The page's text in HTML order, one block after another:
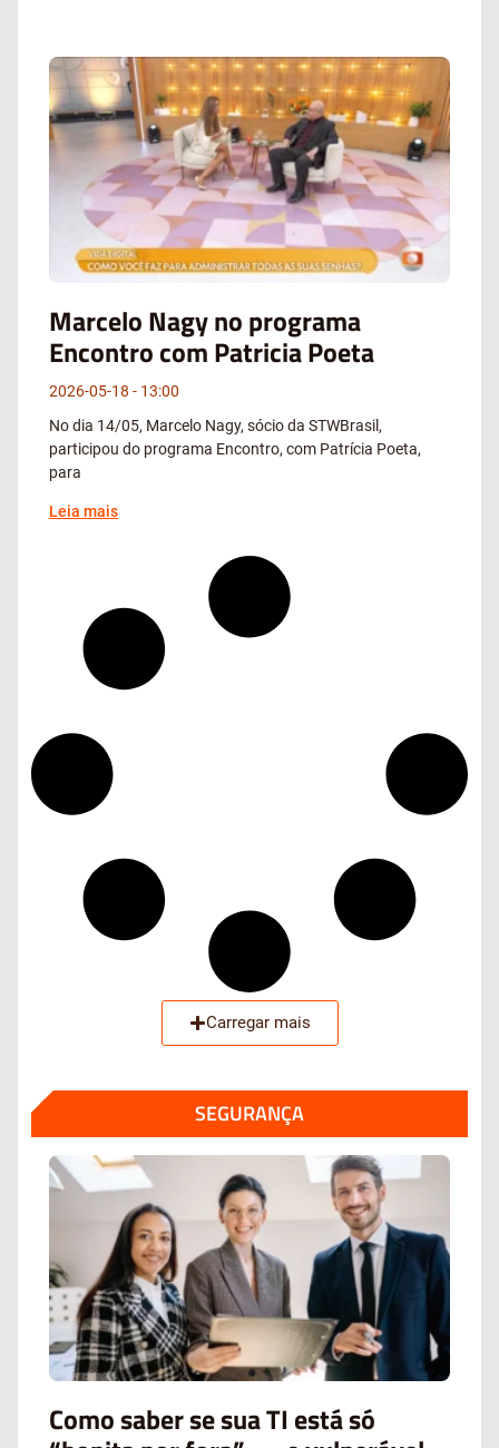
Marcelo Nagy no programa
Encontro com Patricia Poeta
2026-05-18
13:00
No dia 14/05, Marcelo Nagy, sócio da STWBrasil,
participou do programa Encontro, com Patrícia Poeta,
para
Leia mais
Carregar mais
SEGURANÇA
Como saber se sua TI está só